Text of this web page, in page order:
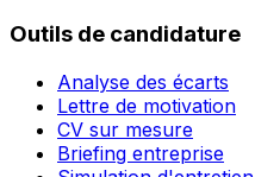
Outils de candidature
Analyse des écarts
Lettre de motivation
CV sur mesure
Briefing entreprise